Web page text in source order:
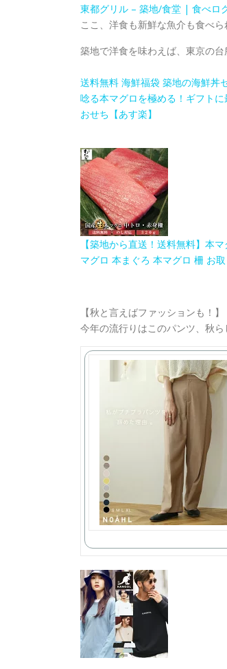
東都グリル – 築地/食堂 | 食べロ
ここ、洋食も新鮮な魚介も食べら
築地で洋食を味わえば、東京の
送料無料 海鮮福袋 築地の海鮮丼
唸る本マグロを極める！ギフト
おせち【あす楽】
【築地から直送！送料無料】本
マグロ 本まぐろ 本マグロ 柵 お
【秋と言えばファッションも！】
今年の流行りはこのパンツ、秋ら